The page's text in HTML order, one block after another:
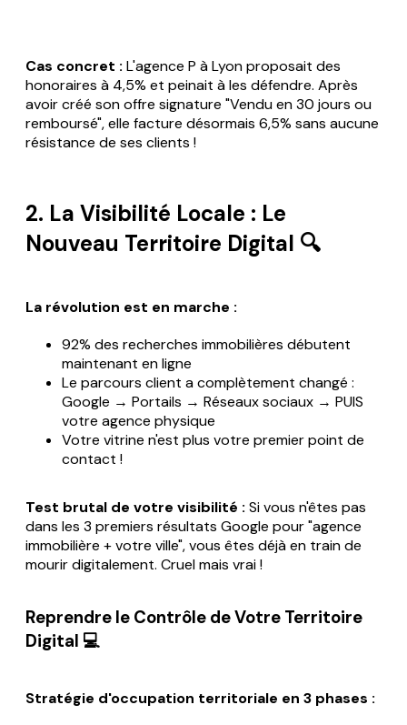
Cas concret : L'agence P à Lyon proposait des
honoraires à 4,5% et peinait à les défendre. Après
avoir créé son offre signature "Vendu en 30 jours ou
remboursé", elle facture désormais 6,5% sans aucune
résistance de ses clients !
2. La Visibilité Locale : Le
Nouveau Territoire Digital 🔍
La révolution est en marche :
92% des recherches immobilières débutent
maintenant en ligne
Le parcours client a complètement changé :
Google → Portails → Réseaux sociaux → PUIS
votre agence physique
Votre vitrine n'est plus votre premier point de
contact !
Test brutal de votre visibilité : Si vous n'êtes pas
dans les 3 premiers résultats Google pour "agence
immobilière + votre ville", vous êtes déjà en train de
mourir digitalement. Cruel mais vrai !
Reprendre le Contrôle de Votre Territoire
Digital 💻
Stratégie d'occupation territoriale en 3 phases :